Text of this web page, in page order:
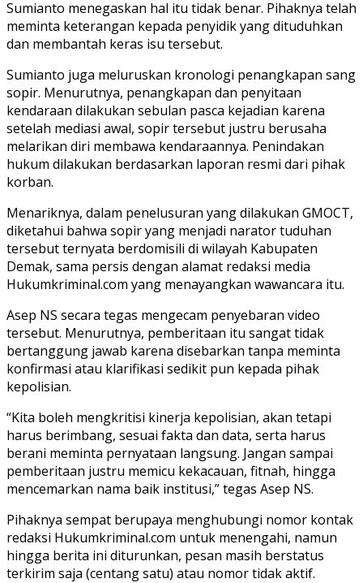
Sumianto menegaskan hal itu tidak benar. Pihaknya telah
meminta keterangan kepada penyidik yang dituduhkan
dan membantah keras isu tersebut.
Sumianto juga meluruskan kronologi penangkapan sang
sopir. Menurutnya, penangkapan dan penyitaan
kendaraan dilakukan sebulan pasca kejadian karena
setelah mediasi awal, sopir tersebut justru berusaha
melarikan diri membawa kendaraannya. Penindakan
hukum dilakukan berdasarkan laporan resmi dari pihak
korban.
Menariknya, dalam penelusuran yang dilakukan GMOCT,
diketahui bahwa sopir yang menjadi narator tuduhan
tersebut ternyata berdomisili di wilayah Kabupaten
Demak, sama persis dengan alamat redaksi media
Hukumkriminal.com yang menayangkan wawancara itu.
Asep NS secara tegas mengecam penyebaran video
tersebut. Menurutnya, pemberitaan itu sangat tidak
bertanggung jawab karena disebarkan tanpa meminta
konfirmasi atau klarifikasi sedikit pun kepada pihak
kepolisian.
“Kita boleh mengkritisi kinerja kepolisian, akan tetapi
harus berimbang, sesuai fakta dan data, serta harus
berani meminta pernyataan langsung. Jangan sampai
pemberitaan justru memicu kekacauan, fitnah, hingga
mencemarkan nama baik institusi,” tegas Asep NS.
Pihaknya sempat berupaya menghubungi nomor kontak
redaksi Hukumkriminal.com untuk menengahi, namun
hingga berita ini diturunkan, pesan masih berstatus
terkirim saja (centang satu) atau nomor tidak aktif.